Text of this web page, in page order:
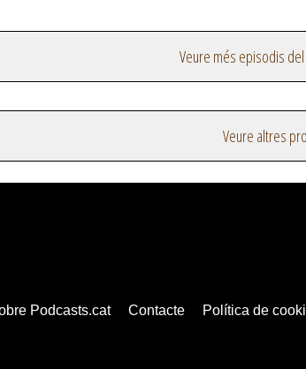
Veure més episodis
Veure altres
Podcasts.cat Contacte Política de